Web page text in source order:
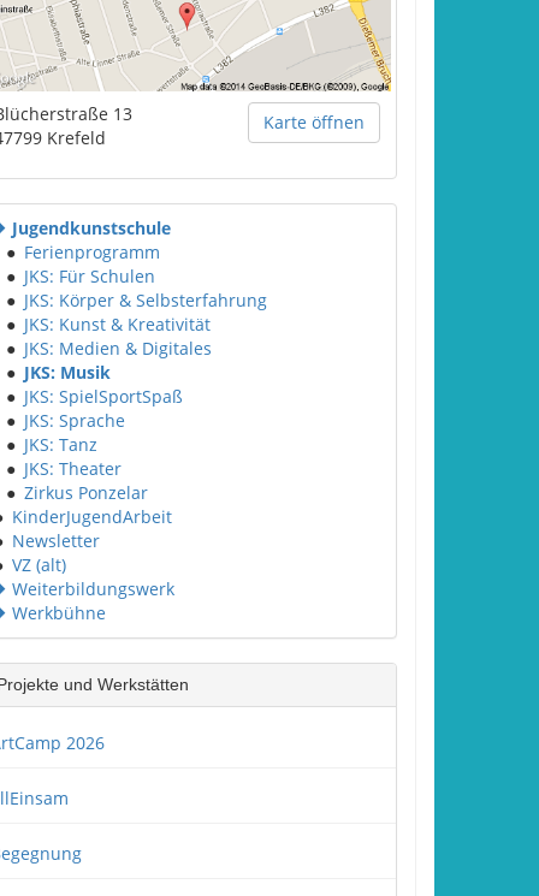
Karte öffnen
13
Krefeld
Jugendkunstschule
● Ferienprogramm
● JKS: Für Schulen
● JKS: Körper & Selbsterfahrung
● JKS: Kunst & Kreativität
● JKS: Medien & Digitales
● JKS: Musik
● JKS: SpielSportSpaß
● JKS: Sprache
● JKS: Tanz
● JKS: Theater
● Zirkus Ponzelar
KinderJugendArbeit
Newsletter
VZ (alt)
Weiterbildungswerk
Werkbühne
und Werkstätten
2026